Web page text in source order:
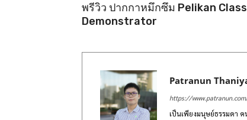
พรีวิว ปากกาหมึกซึม Pelikan
Demonstrator
Patranun
https://
เป็นเพียงมนุษย์ธรรมดา